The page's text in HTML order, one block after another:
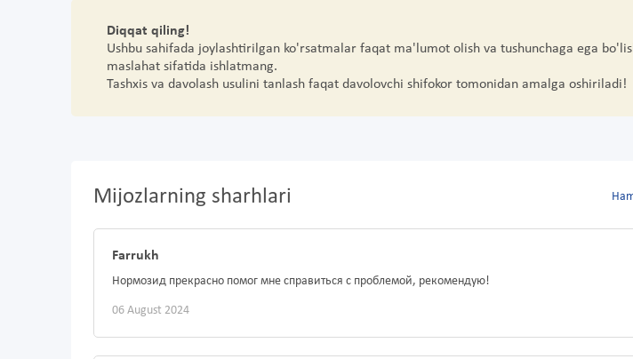
Diqqat qiling!
Ushbu sahifada joylashtirilgan ko'rsatmalar faqat ma'lumot olish va tushunchaga ega
maslahat sifatida ishlatmang.
Tashxis va davolash usulini tanlash faqat davolovchi shifokor tomonidan amalga oshiriladi!
Mijozlarning sharhlari
Farrukh
Нормозид прекрасно помог мне справиться с проблемой, рекомендую!
06 August 2024